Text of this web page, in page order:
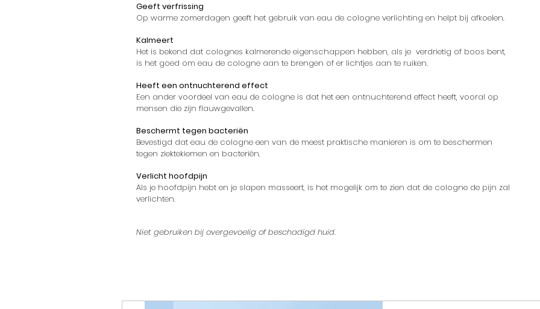
Geeft verfrissing
Op warme zomerdagen geeft het gebruik van eau de cologne verlichting en helpt bij afkoelen.
Kalmeert
Het is bekend dat colognes kalmerende eigenschappen hebben, als je verdrietig of boos bent,
is het goed om eau de cologne aan te brengen of er lichtjes aan te ruiken.
Heeft een ontnuchterend effect
Een ander voordeel van eau de cologne is dat het een ontnuchterend effect heeft, vooral op
mensen die zijn flauwgevallen.
Beschermt tegen bacteriën
Bevestigd dat eau de cologne een van de meest praktische manieren is om te beschermen
tegen ziektekiemen en bacteriën.
Verlicht hoofdpijn
Als je hoofdpijn hebt en je slapen masseert, is het mogelijk om te zien dat de cologne de pijn zal
verlichten.
Niet gebruiken bij overgevoelig of beschadigd huid.